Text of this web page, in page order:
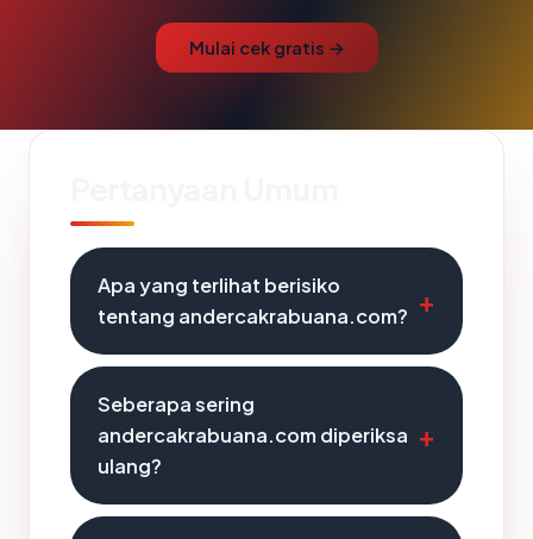
Mulai cek gratis →
Apa yang terlihat berisiko
tentang andercakrabuana.com?
Seberapa sering
andercakrabuana.com diperiksa
ulang?